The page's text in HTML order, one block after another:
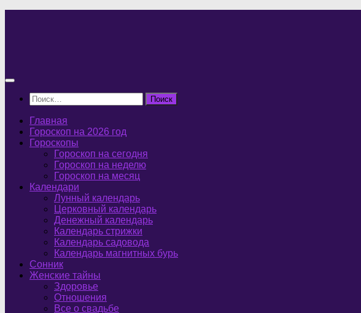
Найти:
Главная
Гороскоп на 2026 год
Гороскопы
Гороскоп на сегодня
Гороскоп на неделю
Гороскоп на месяц
Календари
Лунный календарь
Церковный календарь
Денежный календарь
Календарь стрижки
Календарь садовода
Календарь магнитных бурь
Сонник
Женские тайны
Здоровье
Отношения
Все о свадьбе